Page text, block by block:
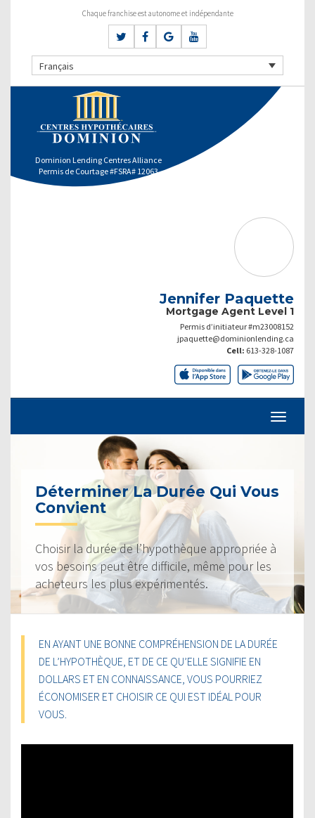
Chaque franchise est autonome et indépendante
Français
Dominion Lending Centres Alliance
Permis de Courtage #FSRA# 12063
Jennifer Paquette
Mortgage Agent Level 1
Permis d’initiateur #m23008152
jpaquette@dominionlending.ca
Cell: 613-328-1087
Déterminer La Durée Qui Vous
Convient
Choisir la durée de l’hypothèque appropriée à
vos besoins peut être difficile, même pour les
acheteurs les plus expérimentés.
EN AYANT UNE BONNE COMPRÉHENSION DE LA DURÉE
DE L’HYPOTHÈQUE, ET DE CE QU’ELLE SIGNIFIE EN
DOLLARS ET EN CONNAISSANCE, VOUS POURRIEZ
ÉCONOMISER ET CHOISIR CE QUI EST IDÉAL POUR
VOUS.